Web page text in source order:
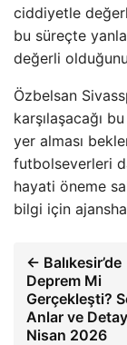
ciddiyetle
bu süreçte
değerli
Özbelsan
karşılaşacağı
yer alması
futbolseverleri
hayati öneme
bilgi için
← Balıkesir’de
Deprem Mi
Gerçekleşti?
Anlar ve
Nisan 2026